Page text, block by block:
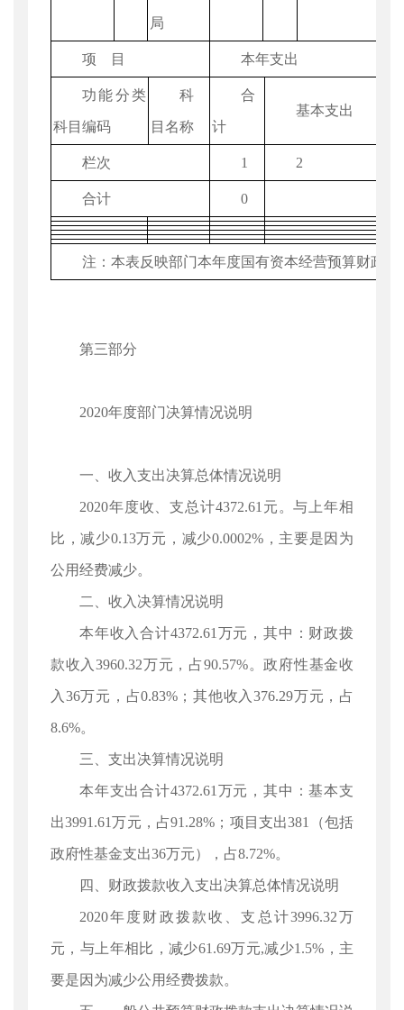
局
项 目 本年支出
功能分类
科目编码
科
目名称
合
计
基本支出
栏次 1 2
合计 0
注：本表反映部门本年度国有资本经营预算财政拨
第三部分
2020年度部门决算情况说明
一、收入支出决算总体情况说明
2020年度收、支总计4372.61元。与上年相
比，减少0.13万元，减少0.0002%，主要是因为
公用经费减少。
二、收入决算情况说明
本年收入合计4372.61万元，其中：财政拨
款收入3960.32万元，占90.57%。政府性基金收
入36万元，占0.83%；其他收入376.29万元，占
8.6%。
三、支出决算情况说明
本年支出合计4372.61万元，其中：基本支
出3991.61万元，占91.28%；项目支出381（包括
政府性基金支出36万元），占8.72%。
四、财政拨款收入支出决算总体情况说明
2020年度财政拨款收、支总计3996.32万
元，与上年相比，减少61.69万元,减少1.5%，主
要是因为减少公用经费拨款。